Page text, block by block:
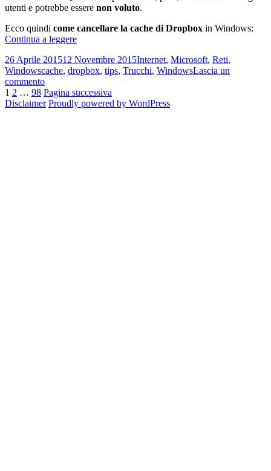
utenti e potrebbe essere non voluto.
Ecco quindi come cancellare la cache di Dropbox in Windows:
Continua a leggereCome
la
cache
Dropbox
in
Scritto
il
26 Aprile 201512 Novembre 2015Categorie
Internet, Microsoft, Reti,
WindowsTag
cache, dropbox, tips, Trucchi, WindowsLascia un
commentosu
Come
cancellare
Paginazione
degli
Pagina
1 Pagina
2 … Pagina
98 Pagina successiva
Disclaimer Proudly powered by WordPress